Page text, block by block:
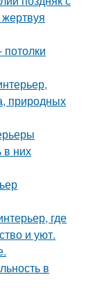
потолки
природных
в них
где
и уют.
в